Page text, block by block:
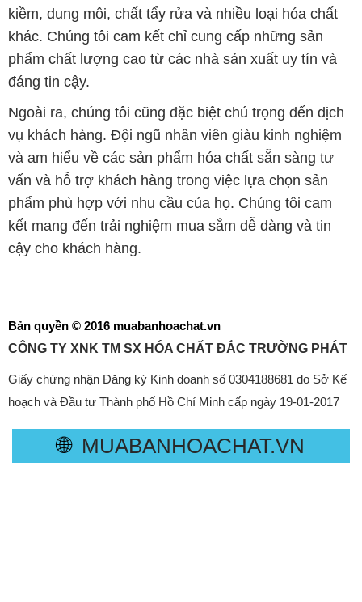
kiềm, dung môi, chất tẩy rửa và nhiều loại hóa chất
khác. Chúng tôi cam kết chỉ cung cấp những sản
phẩm chất lượng cao từ các nhà sản xuất uy tín và
đáng tin cậy.
Ngoài ra, chúng tôi cũng đặc biệt chú trọng đến dịch
vụ khách hàng. Đội ngũ nhân viên giàu kinh nghiệm
và am hiểu về các sản phẩm hóa chất sẵn sàng tư
vấn và hỗ trợ khách hàng trong việc lựa chọn sản
phẩm phù hợp với nhu cầu của họ. Chúng tôi cam
kết mang đến trải nghiệm mua sắm dễ dàng và tin
cậy cho khách hàng.
Bản quyền © 2016 muabanhoachat.vn
CÔNG TY XNK TM SX HÓA CHẤT ĐẮC TRƯỜNG PHÁT
Giấy chứng nhận Đăng ký Kinh doanh số 0304188681 do Sở Kế
hoạch và Đầu tư Thành phố Hồ Chí Minh cấp ngày 19-01-2017
🌐 MUABANHOACHAT.VN